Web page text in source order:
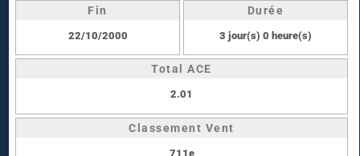
Fin
22/10/2000
Durée
3 jour(s) 0 heure(s)
Total ACE
2.01
Classement Vent
711e